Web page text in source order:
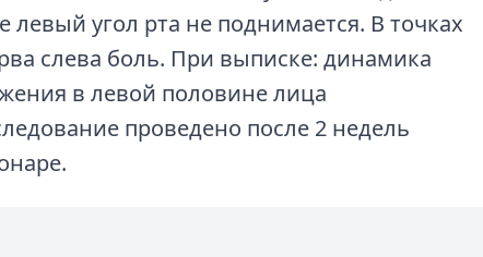
левый угол рта не поднимается. В точках
слева боль. При выписке: динамика
в левой половине лица
проведено после 2 недель